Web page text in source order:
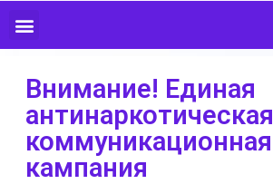
Внимание! Единая
антинаркотическая
коммуникационная
кампания